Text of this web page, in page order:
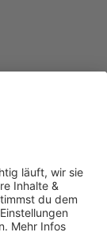
Ombudsmann